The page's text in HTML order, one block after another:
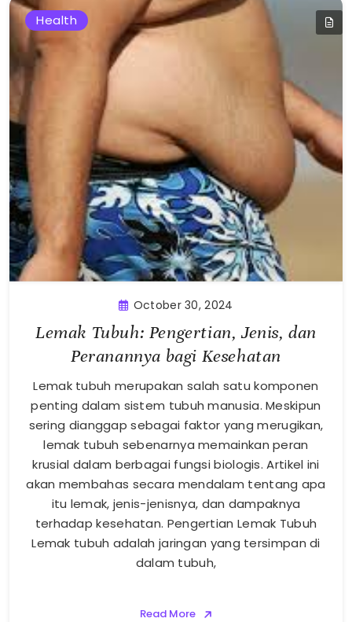
Health
October 30, 2024
Lemak Tubuh: Pengertian, Jenis, dan
Peranannya bagi Kesehatan
Lemak tubuh merupakan salah satu komponen
penting dalam sistem tubuh manusia. Meskipun
sering dianggap sebagai faktor yang merugikan,
lemak tubuh sebenarnya memainkan peran
krusial dalam berbagai fungsi biologis. Artikel ini
akan membahas secara mendalam tentang apa
itu lemak, jenis-jenisnya, dan dampaknya
terhadap kesehatan. Pengertian Lemak Tubuh
Lemak tubuh adalah jaringan yang tersimpan di
dalam tubuh,
Read More